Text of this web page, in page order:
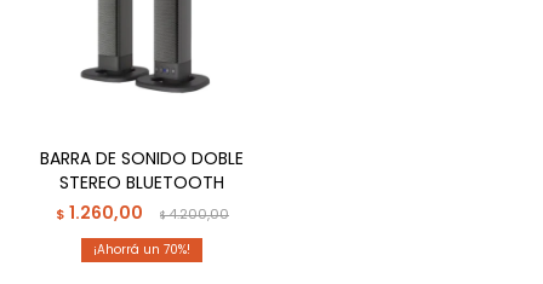
BARRA DE SONIDO DOBLE
STEREO BLUETOOTH
$ 1.260,00 $4.200,00
70